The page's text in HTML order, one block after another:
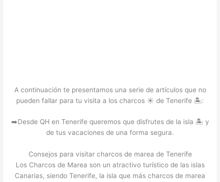
A continuación te presentamos una serie de artículos que no
pueden fallar para tu visita a los charcos ☀️ de Tenerife 🏝️:
➡️Desde QH en Tenerife queremos que disfrutes de la isla 🏝️ y
de tus vacaciones de una forma segura.
Consejos para visitar charcos de marea de Tenerife
Los Charcos de Marea son un atractivo turístico de las islas
Canarias, siendo Tenerife, la isla que más charcos de marea